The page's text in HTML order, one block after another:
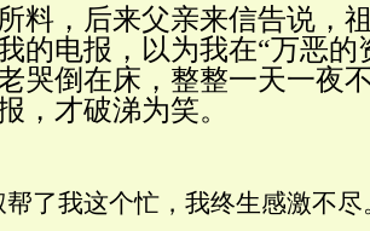
料，后来父亲来信告说，
的电报，以为我在“万恶的
哭倒在床，整整一天一夜
，才破涕为笑。
帮了我这个忙，我终生感激不尽